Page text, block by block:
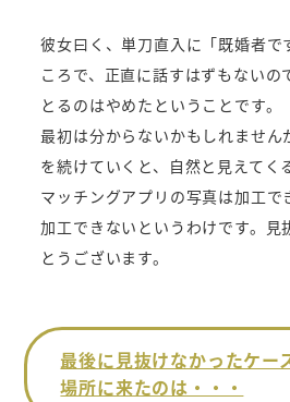
彼女曰く、単刀直入に「既婚者で
ころで、正直に話すはずもないの
とるのはやめたということです。
最初は分からないかもしれません
を続けていくと、自然と見えてく
マッチングアプリの写真は加工で
加工できないというわけです。見
とうございます。
最後に見抜けなかったケー
場所に来たのは・・・